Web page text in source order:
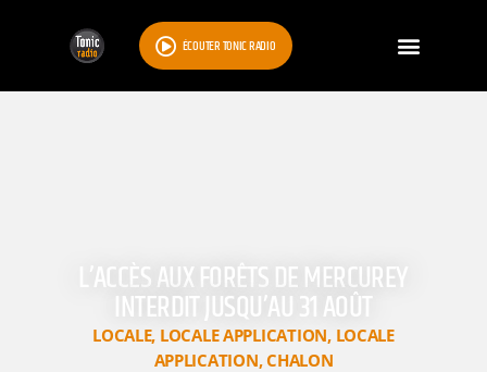
ÉCOUTER TONIC RADIO
L’ACCÈS AUX FORÊTS DE MERCUREY
INTERDIT JUSQU’AU 31 AOÛT
LOCALE, LOCALE APPLICATION, LOCALE
APPLICATION,CHALON